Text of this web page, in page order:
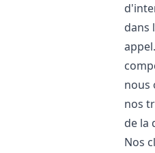
dans
nous
nos
de la
Nos